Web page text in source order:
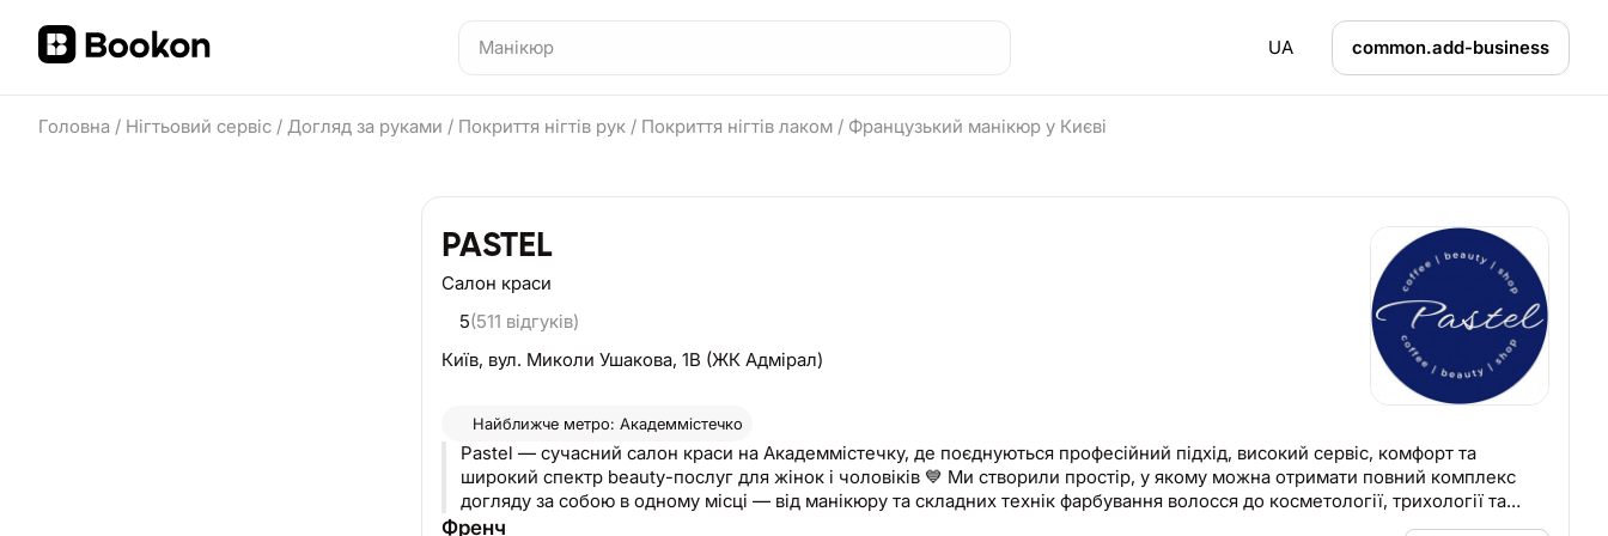
UA common.add-business
Головна / Нігтьовий сервіс / Догляд за руками / Покриття нігтів рук / Покриття нігтів лаком / Французький манікюр у Києві
PASTEL
Салон краси
5(511 відгуків)
Київ, вул. Миколи Ушакова, 1В (ЖК Адмірал)
Найближче метро: Академмістечко
Pastel — сучасний салон краси на Академмістечку, де поєднуються професійний підхід, високий сервіс, комфорт та
широкий спектр beauty-послуг для жінок і чоловіків 💙 Ми створили простір, у якому можна отримати повний комплекс
догляду за собою в одному місці — від манікюру та складних технік фарбування волосся до косметології, трихології та
лазерної епіляції. 💅 Nail service У Pastel працюють майстри манікюру різних рівнів, включаючи ART-майстра нігтьового
Френч